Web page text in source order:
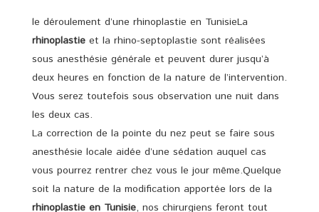
le déroulement d’une rhinoplastie en TunisieLa
rhinoplastie et la rhino-septoplastie sont réalisées
sous anesthésie générale et peuvent durer jusqu’à
deux heures en fonction de la nature de l’intervention.
Vous serez toutefois sous observation une nuit dans
les deux cas.
La correction de la pointe du nez peut se faire sous
anesthésie locale aidée d’une sédation auquel cas
vous pourrez rentrer chez vous le jour même.Quelque
soit la nature de la modification apportée lors de la
rhinoplastie en Tunisie, nos chirurgiens feront tout